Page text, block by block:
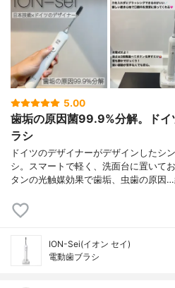
5.00
歯垢の原因菌99.9%分解。ドイ
ラシ
ドイツのデザイナーがデザインしたシ
シ。スマートで軽く、洗面台に置いて
タンの光触媒効果で歯垢、虫歯の原因…
ION-Sei(イオン セイ)
電動歯ブラシ